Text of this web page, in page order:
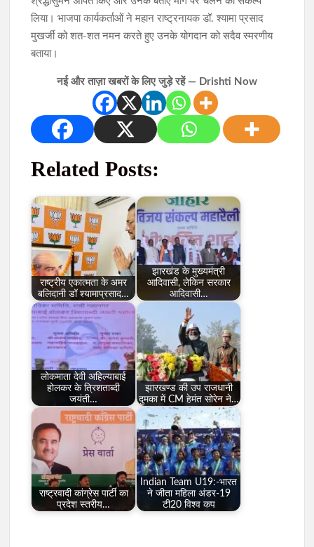
लिया। भाजपा कार्यकर्ताओं ने महान राष्ट्रनायक डॉ. श्यामा प्रसाद
मुखर्जी को शत-शत नमन करते हुए उनके योगदान को सदैव स्मरणीय
बताया।
नई और ताज़ा खबरों के लिए जुड़े रहें — Drishti Now
Related Posts:
राष्ट्रीय एकात्मता के अमर
बलिदानी डॉ श्यामाप्रसाद…
झारखंड के मुख्यमंत्री
आदिवासी, लेकिन सरकार
आदिवासी…
लोकमाता देवी अहिल्याबाई
होलकर के त्रिशताब्दी
जयंती…
झारखण्ड की उप राजधानी
दुमका में CM हेमंत सोरेन ने…
राष्ट्रवादी कांग्रेस पार्टी का
प्रदेश स्तरीय…
Indian Team U19:-भारत
ने जीता महिला अंडर-19
टी20 विश्व कप